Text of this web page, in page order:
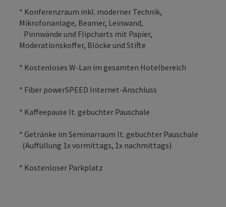
* Konferenzraum inkl. moderner Technik,
Mikrofonanlage, Beamer, Leinwand,
Pinnwände und Flipcharts mit Papier,
Moderationskoffer, Blöcke und Stifte
* Kostenloses W-Lan im gesamten Hotelbereich
* Fiber powerSPEED Internet-Anschluss
* Kaffeepause lt. gebuchter Pauschale
* Getränke im Seminarraum lt. gebuchter Pauschale
(Auffüllung 1x vormittags, 1x nachmittags)
* Kostenloser Parkplatz